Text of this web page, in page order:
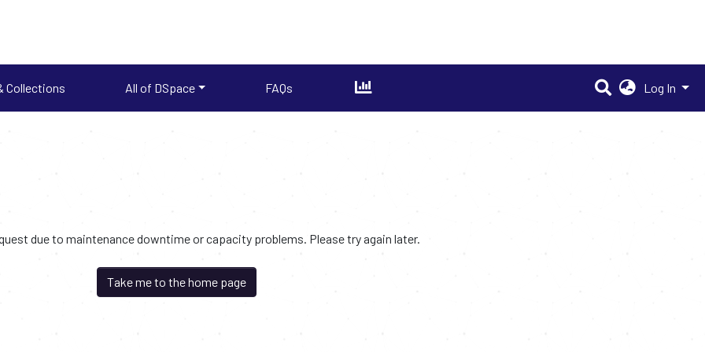
Collections All of DSpace FAQs Log In
due to maintenance downtime or capacity problems. Please try again later.
Take me to the home page